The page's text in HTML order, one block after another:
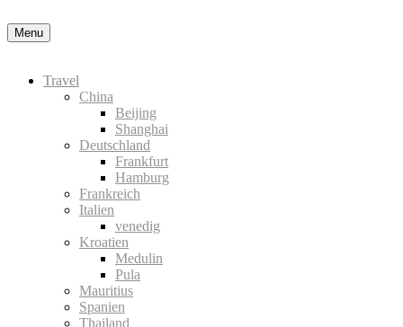
Menu
Travel
China
Beijing
Shanghai
Deutschland
Frankfurt
Hamburg
Frankreich
Italien
venedig
Kroatien
Medulin
Pula
Mauritius
Spanien
Thailand
Datenschutzerklärung